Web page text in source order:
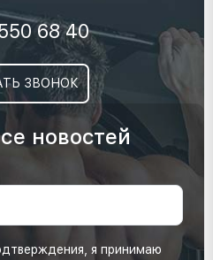
68 40
ЗВОНОК
новостей
я принимаю